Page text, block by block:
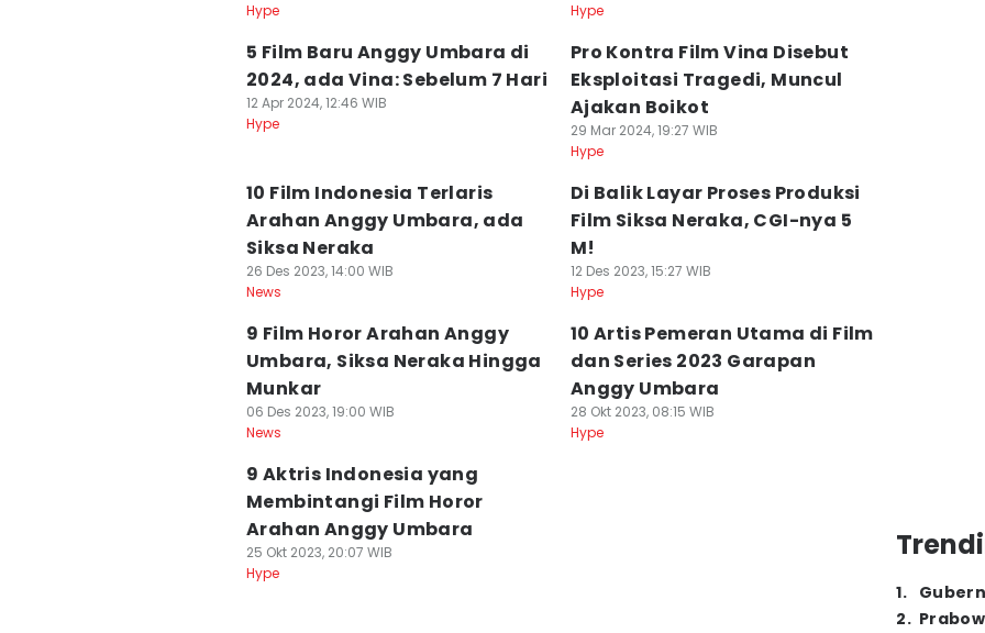
Hype
Hype
5 Film Baru Anggy Umbara di
2024, ada Vina: Sebelum 7 Hari
12 Apr 2024, 12:46 WIB
Hype
Pro Kontra Film Vina Disebut
Eksploitasi Tragedi, Muncul
Ajakan Boikot
29 Mar 2024, 19:27 WIB
Hype
10 Film Indonesia Terlaris
Arahan Anggy Umbara, ada
Siksa Neraka
26 Des 2023, 14:00 WIB
News
Di Balik Layar Proses Produksi
Film Siksa Neraka, CGI-nya 5
M!
12 Des 2023, 15:27 WIB
Hype
9 Film Horor Arahan Anggy
Umbara, Siksa Neraka Hingga
Munkar
06 Des 2023, 19:00 WIB
News
10 Artis Pemeran Utama di Film
dan Series 2023 Garapan
Anggy Umbara
28 Okt 2023, 08:15 WIB
Hype
9 Aktris Indonesia yang
Membintangi Film Horor
Arahan Anggy Umbara
25 Okt 2023, 20:07 WIB
Hype
1.
2.